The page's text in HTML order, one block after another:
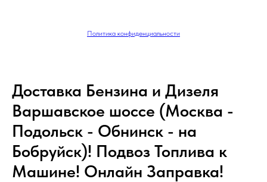
Политика конфиденциальности
Доставка Бензина и Дизеля
Варшавское шоссе (Москва -
Подольск - Обнинск - на
Бобруйск)! Подвоз Топлива к
Машине! Онлайн Заправка!